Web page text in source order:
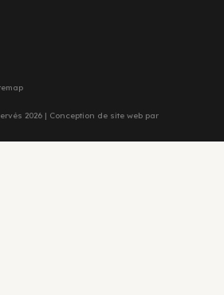
2026 | Conception de site web par